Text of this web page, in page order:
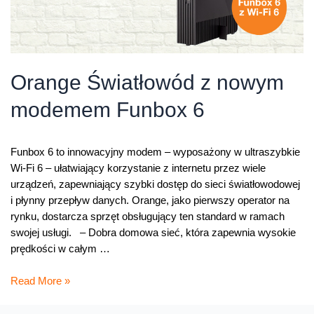
Orange Światłowód z nowym
modemem Funbox 6
Funbox 6 to innowacyjny modem – wyposażony w ultraszybkie
Wi-Fi 6 – ułatwiający korzystanie z internetu przez wiele
urządzeń, zapewniający szybki dostęp do sieci światłowodowej
i płynny przepływ danych. Orange, jako pierwszy operator na
rynku, dostarcza sprzęt obsługujący ten standard w ramach
swojej usługi. – Dobra domowa sieć, która zapewnia wysokie
prędkości w całym …
Orange
Read More »